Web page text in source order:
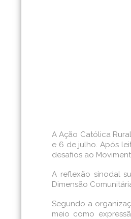
A Ação Católica
e 6 de julho. Após
desafios ao
A reflexão sinodal
Dimensão
Segundo a
meio como